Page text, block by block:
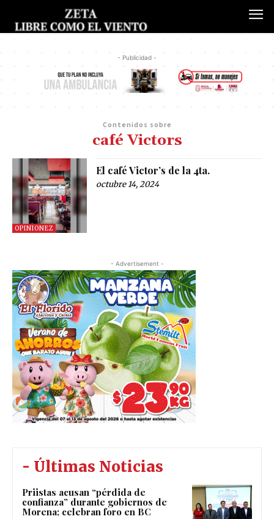
- Publicidad -
Contenidos sobre
café Victors
OPINIONEZ
El café Victor’s de la 4ta.
octubre 14, 2024
- Advertisement -
- Últimas Noticias
Priistas acusan “pérdida de
confianza” durante gobiernos de
Morena; celebran foro en BC